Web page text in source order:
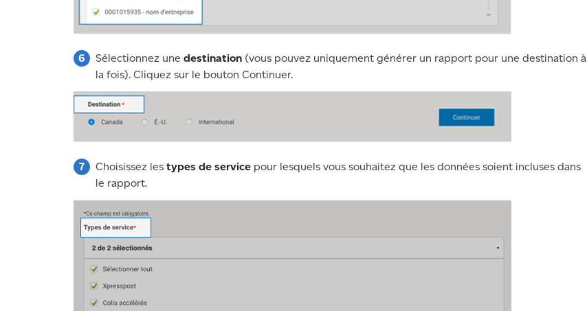
Sélectionnez une destination(vous pouvez uniquement générer un rapport pour une destination à
la fois). Cliquez sur le bouton Continuer.
Choisissez les types de servicepour lesquels vous souhaitez que les données soient incluses dans
le rapport.